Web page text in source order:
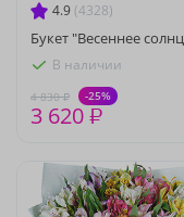
4.9 (4328)
Букет "Весеннее
В наличии
4 830 ₽ -25%
3 620 ₽